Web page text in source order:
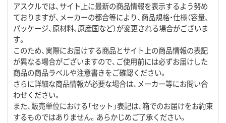
アスクルでは、サイト上に最新の商品情報を表示するよう努め
ておりますが、メーカーの都合等により、商品規格・仕様（容量、
パッケージ、原材料、原産国など）が変更される場合がございま
す。
このため、実際にお届けする商品とサイト上の商品情報の表記
が異なる場合がございますので、ご使用前には必ずお届けした
商品の商品ラベルや注意書きをご確認ください。
さらに詳細な商品情報が必要な場合は、メーカー等にお問い合
わせください。
また、販売単位における「セット」表記は、箱でのお届けをお約束
するものではありません。あらかじめご了承ください。